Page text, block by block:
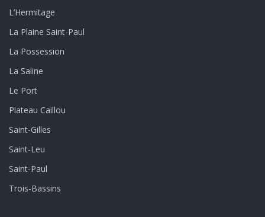
L’Hermitage
La Plaine Saint-Paul
La Possession
La Saline
Le Port
Plateau Caillou
Saint-Gilles
Saint-Leu
Saint-Paul
Trois-Bassins